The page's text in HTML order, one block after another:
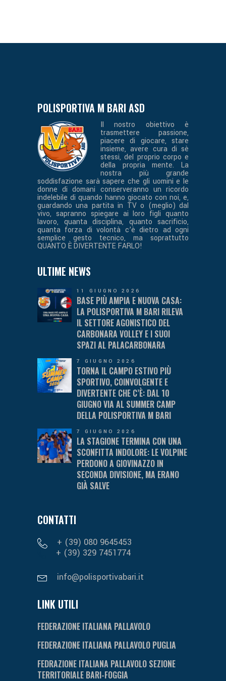
POLISPORTIVA M BARI ASD
Il nostro obiettivo è
trasmettere passione,
piacere di giocare, stare
insieme, avere cura di sè
stessi, del proprio corpo e
della propria mente. La
nostra più grande
soddisfazione sarà sapere che gli uomini e le
donne di domani conserveranno un ricordo
indelebile di quando hanno giocato con noi, e,
guardando una partita in TV o (meglio) dal
vivo, sapranno spiegare ai loro figli quanto
lavoro, quanta disciplina, quanto sacrificio,
quanta forza di volontà c’è dietro ad ogni
semplice gesto tecnico, ma soprattutto
QUANTO È DIVERTENTE FARLO!
ULTIME NEWS
11 GIUGNO 2026
BASE PIÙ AMPIA E NUOVA CASA:
LA POLISPORTIVA M BARI RILEVA
IL SETTORE AGONISTICO DEL
CARBONARA VOLLEY E I SUOI
SPAZI AL PALACARBONARA
7 GIUGNO 2026
TORNA IL CAMPO ESTIVO PIÙ
SPORTIVO, COINVOLGENTE E
DIVERTENTE CHE C’È: DAL 10
GIUGNO VIA AL SUMMER CAMP
DELLA POLISPORTIVA M BARI
7 GIUGNO 2026
LA STAGIONE TERMINA CON UNA
SCONFITTA INDOLORE: LE VOLPINE
PERDONO A GIOVINAZZO IN
SECONDA DIVISIONE, MA ERANO
GIÀ SALVE
CONTATTI
+ (39) 080 9645453
+ (39) 329 7451774
info@polisportivabari.it
LINK UTILI
FEDERAZIONE ITALIANA PALLAVOLO
FEDERAZIONE ITALIANA PALLAVOLO PUGLIA
FEDRAZIONE ITALIANA PALLAVOLO SEZIONE
TERRITORIALE BARI-FOGGIA